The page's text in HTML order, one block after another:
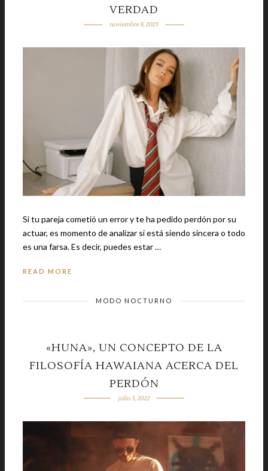
VERDAD
noviembre 8, 2023
Si tu pareja cometió un error y te ha pedido perdón por su
actuar, es momento de analizar si está siendo sincera o todo
es una farsa. Es decir, puedes estar …
READ MORE
MODO NOCTURNO
«HUNA», UN CONCEPTO DE LA
FILOSOFÍA HAWAIANA ACERCA DEL
PERDÓN
julio 5, 2022